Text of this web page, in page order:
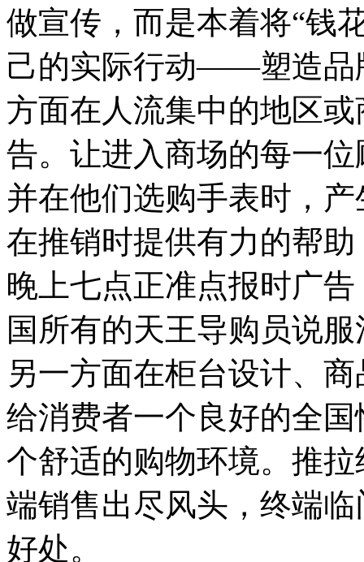
做宣传，而是本着将“钱
己的实际行动——塑造品
方面在人流集中的地区
告。让进入商场的每一
并在他们选购手表时，
在推销时提供有力的帮
晚上七点正准点报时广
国所有的天王导购员说
另一方面在柜台设计、
给消费者一个良好的全
个舒适的购物环境。推
端销售出尽风头，终端
好处。